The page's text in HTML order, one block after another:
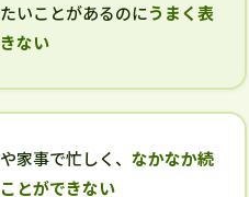
いことがあるのにうまく表
ない
家事で忙しく、なかなか続
とができない